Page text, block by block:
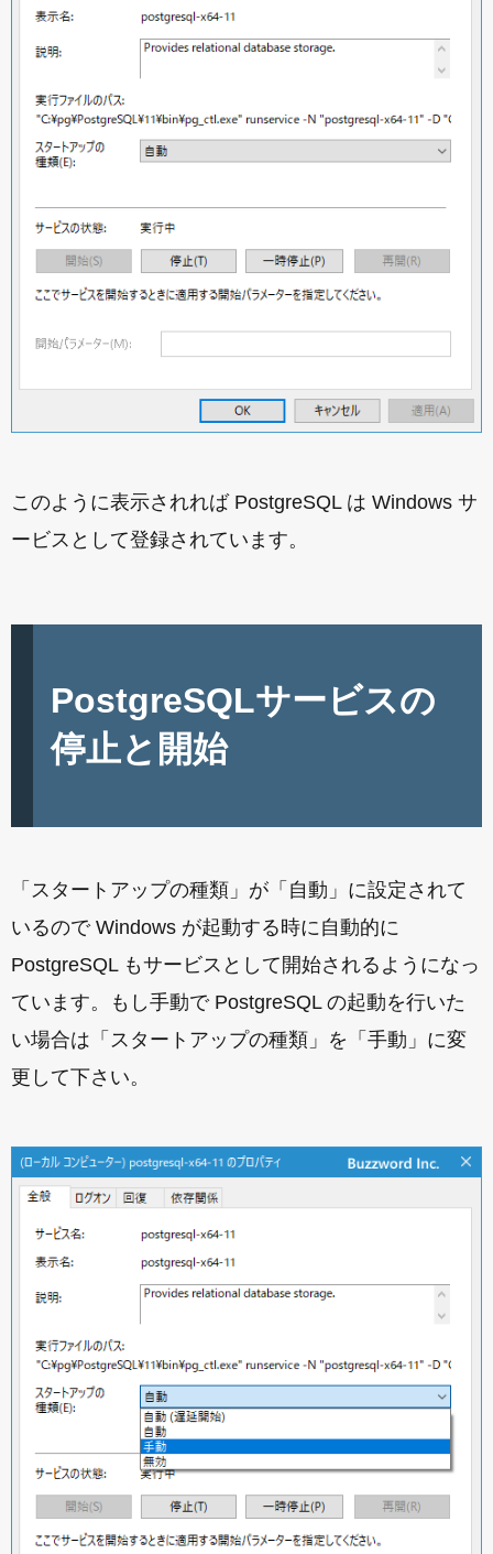
このように表示されれば PostgreSQL は Windows サ
ービスとして登録されています。
PostgreSQLサービスの
停止と開始
「スタートアップの種類」が「自動」に設定されて
いるので Windows が起動する時に自動的に
PostgreSQL もサービスとして開始されるようになっ
ています。もし手動で PostgreSQL の起動を行いた
い場合は「スタートアップの種類」を「手動」に変
更して下さい。